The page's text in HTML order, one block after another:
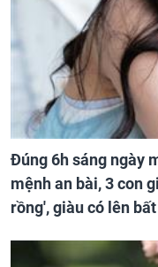
Đúng 6h sáng ngày
mệnh an bài, 3 con
rồng', giàu có lên